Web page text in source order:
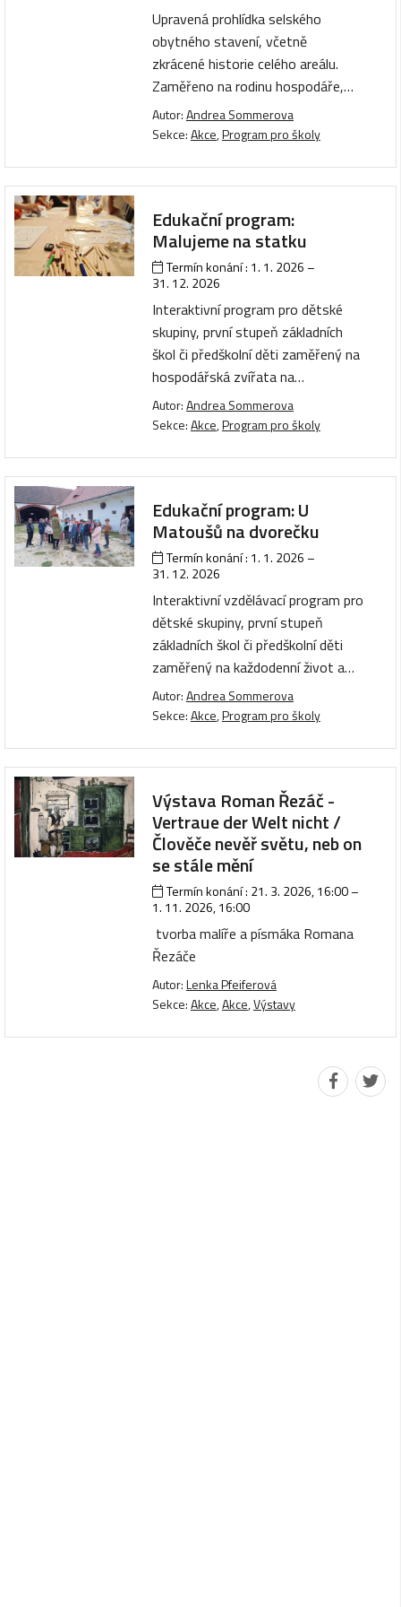
Upravená prohlídka selského
obytného stavení, včetně
zkrácené historie celého areálu.
Zaměřeno na rodinu hospodáře,…
Autor:Andrea Sommerova
Sekce:Akce,Program pro školy
Edukační program:
Malujeme na statku
Termín konání : 1. 1. 2026 –
31. 12. 2026
Interaktivní program pro dětské
skupiny, první stupeň základních
škol či předškolní děti zaměřený na
hospodářská zvířata na…
Autor:Andrea Sommerova
Sekce:Akce,Program pro školy
Edukační program: U
Matoušů na dvorečku
Termín konání : 1. 1. 2026 –
31. 12. 2026
Interaktivní vzdělávací program pro
dětské skupiny, první stupeň
základních škol či předškolní děti
zaměřený na každodenní život a…
Autor:Andrea Sommerova
Sekce:Akce,Program pro školy
Výstava Roman Řezáč -
Vertraue der Welt nicht /
Člověče nevěř světu, neb on
se stále mění
Termín konání : 21. 3. 2026, 16:00–
1. 11. 2026, 16:00
tvorba malíře a písmáka Romana
Řezáče
Autor:Lenka Pfeiferová
Sekce:Akce,Akce,Výstavy